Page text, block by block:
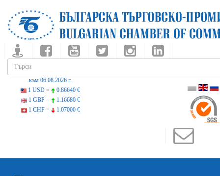
към 06.08.2026 г.
1 USD =
0.86640 €
1 GBP =
1.16680 €
1 CHF =
1.07000 €